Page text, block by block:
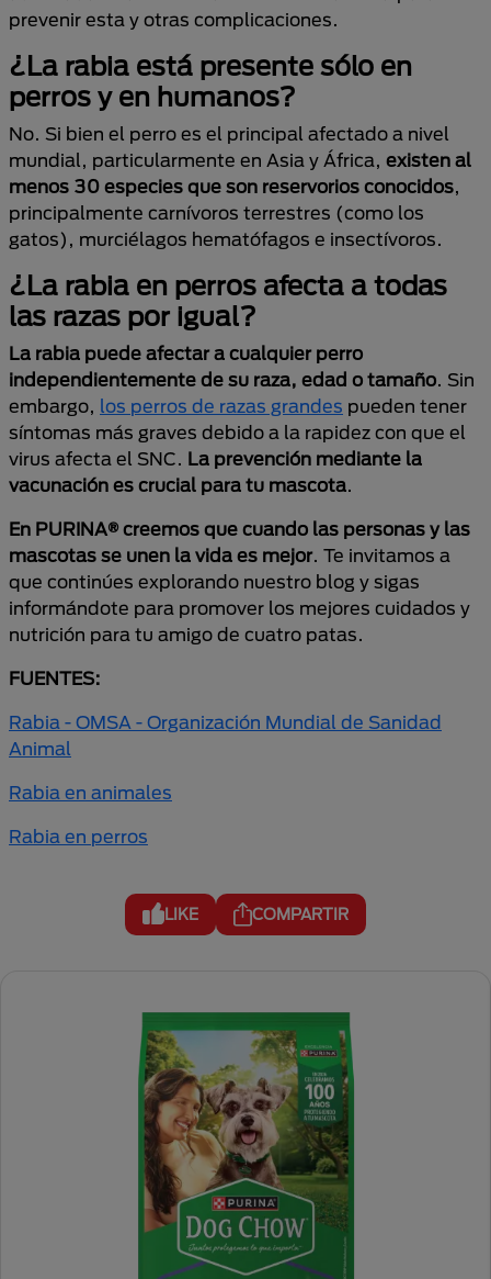
prevenir esta y otras complicaciones.
¿La rabia está presente sólo en
perros y en humanos?
No. Si bien el perro es el principal afectado a nivel
mundial, particularmente en Asia y África, existen al
menos 30 especies que son reservorios conocidos,
principalmente carnívoros terrestres (como los
gatos), murciélagos hematófagos e insectívoros.
¿La rabia en perros afecta a todas
las razas por igual?
La rabia puede afectar a cualquier perro
independientemente de su raza, edad o tamaño. Sin
embargo, los perros de razas grandes pueden tener
síntomas más graves debido a la rapidez con que el
virus afecta el SNC. La prevención mediante la
vacunación es crucial para tu mascota.
En PURINA® creemos que cuando las personas y las
mascotas se unen la vida es mejor. Te invitamos a
que continúes explorando nuestro blog y sigas
informándote para promover los mejores cuidados y
nutrición para tu amigo de cuatro patas.
FUENTES:
Rabia - OMSA - Organización Mundial de Sanidad
Animal
Rabia en animales
Rabia en perros
LIKE COMPARTIR